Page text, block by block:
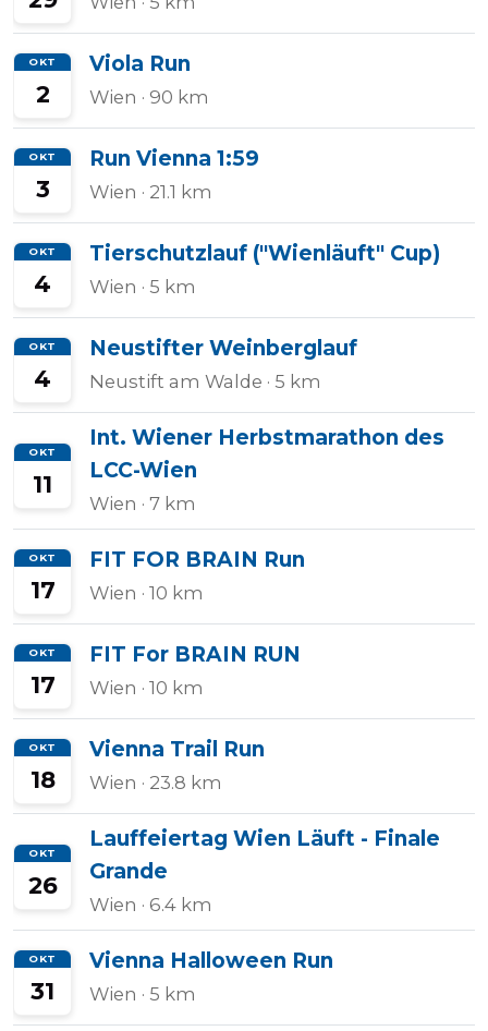
OKT
2
Viola Run
Wien · 90 km
OKT
3
Run Vienna 1:59
Wien · 21.1 km
OKT
4
Tierschutzlauf ("Wienläuft" Cup)
Wien · 5 km
OKT
4
Neustifter Weinberglauf
Neustift am Walde · 5 km
OKT
11
Int. Wiener Herbstmarathon des
LCC-Wien
Wien · 7 km
OKT
17
FIT FOR BRAIN Run
Wien · 10 km
OKT
17
FIT For BRAIN RUN
Wien · 10 km
OKT
18
Vienna Trail Run
Wien · 23.8 km
OKT
26
Lauffeiertag Wien Läuft - Finale
Grande
Wien · 6.4 km
OKT
31
Vienna Halloween Run
Wien · 5 km